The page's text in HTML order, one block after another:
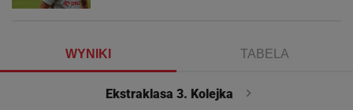
WYNIKI TABELA
Ekstraklasa 3. Kolejka